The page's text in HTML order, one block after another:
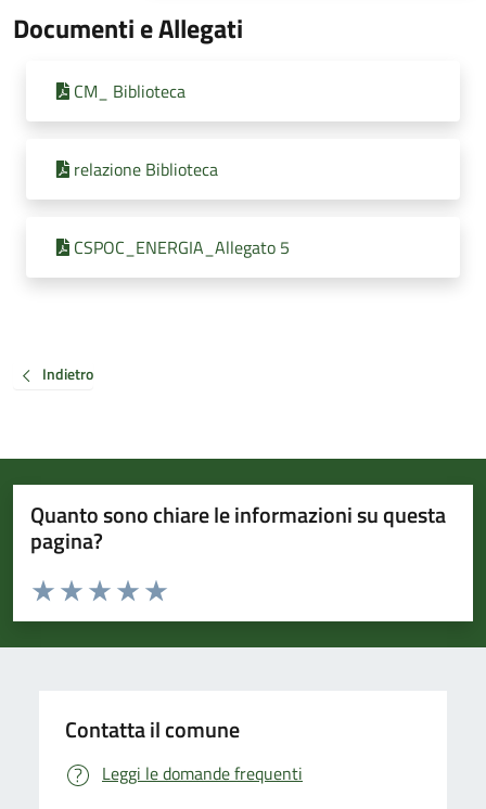
Documenti e Allegati
CM_ Biblioteca
relazione Biblioteca
CSPOC_ENERGIA_Allegato 5
Indietro
Quanto sono chiare le informazioni su questa
pagina?
Valuta da 1 a 5 stelle la pagina
Valuta 5 stelle su 5
Valuta 4 stelle su 5
Valuta 3 stelle su 5
Valuta 2 stelle su 5
Valuta 1 stelle su 5
Contatta il comune
Leggi le domande frequenti